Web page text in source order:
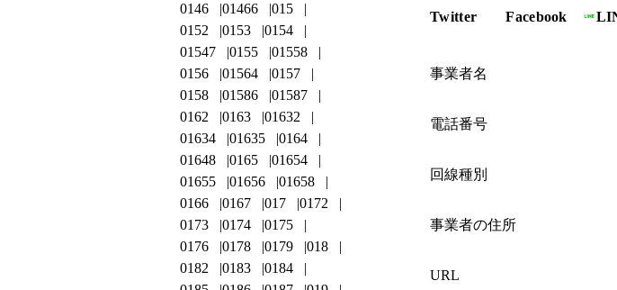
Twitter Facebook
事業者名
電話番号
回線種別
事業者の住所
URL
0146
01466
015
0152
0153
0154
01547
0155
01558
0156
01564
0157
0158
01586
01587
0162
0163
01632
01634
01635
0164
01648
0165
01654
01655
01656
01658
0166
0167 017
0172
0173
0174
0175
0176
0178 0179
018
0182
0183
0184